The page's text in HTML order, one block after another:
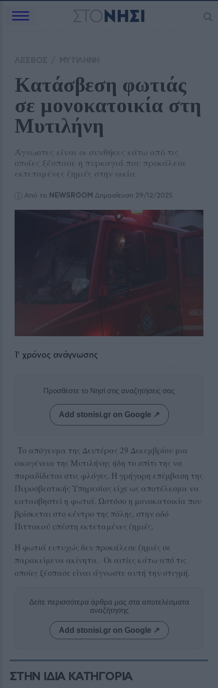
Κατάσβεση φωτιάς
σε μονοκατοικία στη
Μυτιλήνη
Άγνωστες είναι οι συνθήκες κάτω από τις
οποίες ξέσπασε η πυρκαγιά που προκάλεσε
εκτεταμένες ζημιές στην οικία
Από το NEWSROOM Δημοσίευση 29/12/2025
1' χρόνος ανάγνωσης
Προσθέστε το Νησί στις αναζητήσεις σας
Add stonisi.gr on Google ↗
Το απόγευμα της Δευτέρας 29 Δεκεμβρίου μια
οικογένεια της Μυτιλήνης ήδη το σπίτι της να
παραδίδεται στις φλόγες. Η γρήγορη επέμβαση της
Πυροσβεστικής Υπηρεσίας είχε ως αποτέλεσμα να
κατασβηστεί η φωτιά. Ωστόσο η μονοκατοικία που
βρίσκεται στο κέντρο της πόλης, στην οδό
Πιττακού υπέστη εκτεταμένες ζημιές.
Η φωτιά ευτυχώς δεν προκάλεσε ζημιές σε
παρακείμενα ακίνητα. Οι αιτίες κάτω από τις
οποίες ξέσπασε είναι άγνωστε αυτή την στιγμή.
Δείτε περισσότερα άρθρα μας στα αποτελέσματα
αναζήτησης
Add stonisi.gr on Google ↗
ΣΤΗΝ ΙΔΙΑ ΚΑΤΗΓΟΡΙΑ